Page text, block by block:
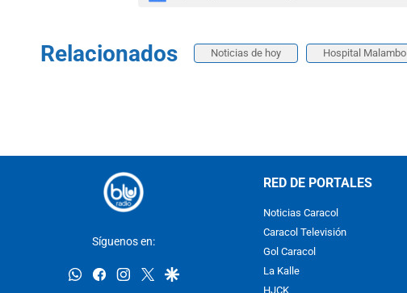
Relacionados Noticias de hoy Hospital Malambo
Síguenos en:
whatsappfacebookinstagram
twittergoogle
RED DE PORTALES
Noticias Caracol
Caracol Televisión
Gol Caracol
La Kalle
HJCK